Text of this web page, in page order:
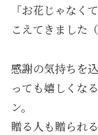
「お花じゃなく
こえてきました（
感謝の気持ちを
っても嬉しくな
ン。
贈る人も贈られ